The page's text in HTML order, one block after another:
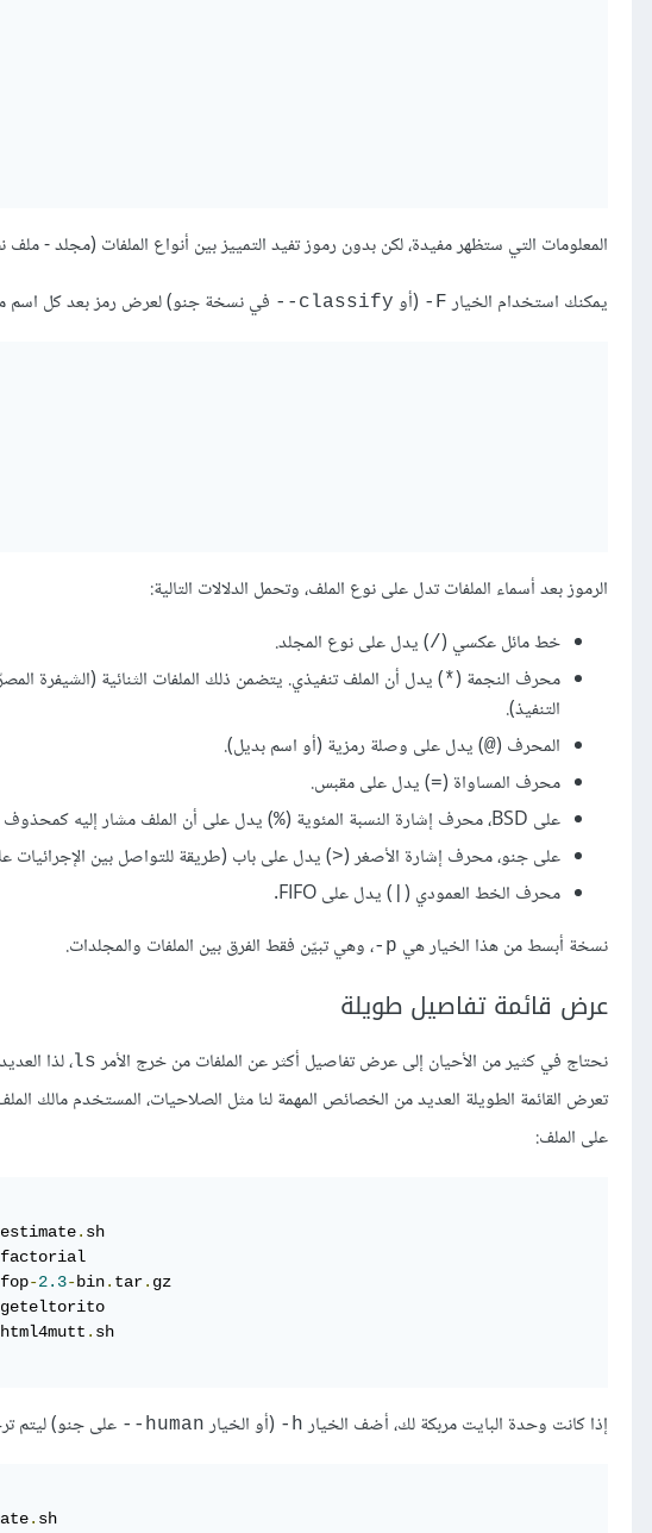
المعلومات التي ستظهر مفيدة، لكن بدون رموز تفيد التمييز بين أنواع الملفات (مجلد -
يمكنك استخدام الخيار F- (أو classify-- في نسخة جنو) لعرض رمز بعد كل اسم
الرموز بعد أسماء الملفات تدل على نوع الملف، وتحمل الدلالات التالية:
خط مائل عكسي (/) يدل على نوع المجلد.
محرف النجمة (*) يدل أن الملف تنفيذي. يتضمن ذلك الملفات الثنائية (الشيفرة
التنفيذ).
المحرف (@) يدل على وصلة رمزية (أو اسم بديل).
محرف المساواة (=) يدل على مقبس.
على BSD، محرف إشارة النسبة المئوية (
%) يدل على أن الملف مشار إليه كمحذوف whiteout (وهي طريقة لحذف الملفات على بعض الأنظمة).
على جنو، محرف إشارة الأصغر (<) يدل على باب (طريقة للتواصل بين
محرف الخط العمودي ( ) يدل على FIFO.
نسخة أبسط من هذا الخيار هي p- ، وهي تبيّن فقط الفرق بين الملفات والمجلدات.
عرض قائمة تفاصيل طويلة
نحتاج في كثير من الأحيان إلى عرض تفاصيل أكثر عن الملفات من خرج الأمر ls، لذا
تعرض القائمة الطويلة العديد من الخصائص المهمة لنا مثل الصلاحيات، المستخدم مالك
على الملف:
estimate.
fop-2.3-bin. tar.
html4mutt .
إذا كانت وحدة البايت مربكة لك، أضف الخيار h- (أو الخيار human-- على جنو) ليتم
.